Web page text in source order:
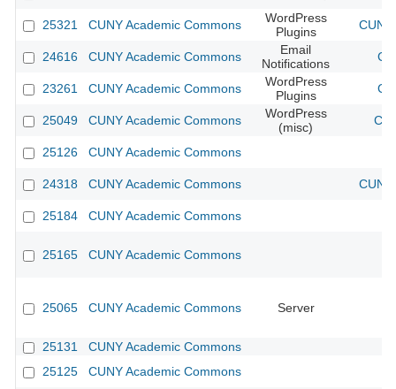
25321 CUNY Academic Commons
WordPress
Plugins
24616 CUNY Academic Commons
Email
Notifications
23261 CUNY Academic Commons
WordPress
Plugins
25049 CUNY Academic Commons
WordPress
(misc)
25126 CUNY Academic Commons
24318 CUNY Academic Commons
25184 CUNY Academic Commons
25165 CUNY Academic Commons
25065 CUNY Academic Commons Server
25131
CUNY Academic Commons
25125
CUNY Academic Commons